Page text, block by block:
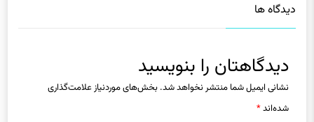
دیدگاه ها
دیدگاهتان را بنویسید
نشانی ایمیل شما منتشر نخواهد شد. بخش‌های موردنیاز علامت‌گذاری
شده‌اند*